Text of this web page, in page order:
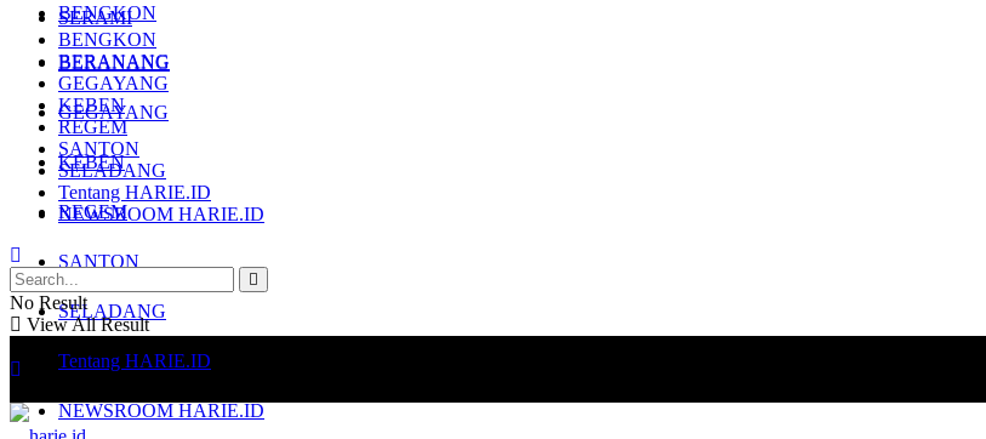
BENGKON
BERANANG
GEGAYANG
KEBEN
REGEM
SANTON
SELADANG
Tentang HARIE.ID
NEWSROOM HARIE.ID
SERAMI
BENGKON
BERANANG
GEGAYANG
KEBEN
REGEM
SANTON
SELADANG
Tentang HARIE.ID
NEWSROOM HARIE.ID
No Result
View All Result